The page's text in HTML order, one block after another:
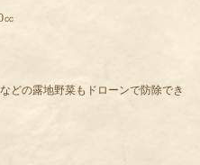
㏄
どの露地野菜もドローンで防除でき